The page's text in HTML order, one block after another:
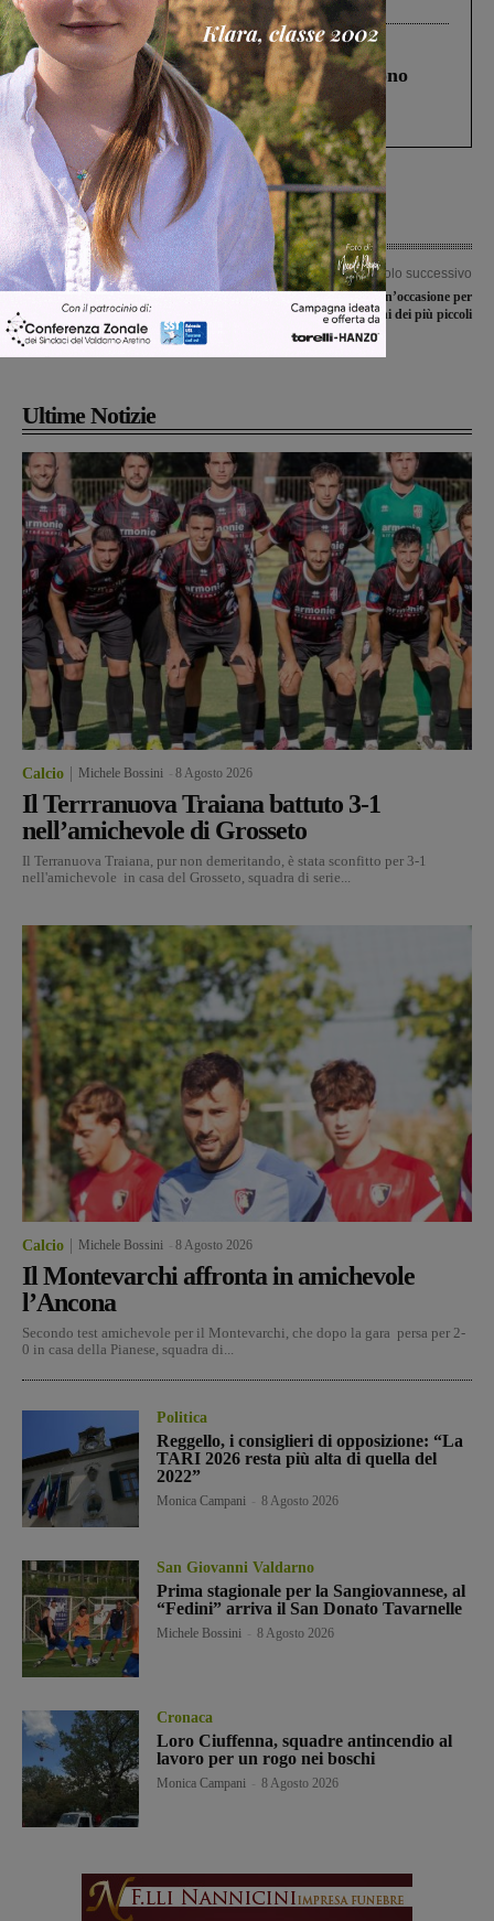
Cronaca 4 Agosto 2026
Un anno fa la strage in A1 in cui morirono
Gianni, Giulia e Franco. Lo schianto, il
processo, lo stop ai sorpassi fra tir....
Articolo precedente
Leona e Ambra a bersaglio nella
ventisettesima giornata in Prima
categoria
Articolo successivo
“Apriti Nido”: un’occasione per
visitare le sezioni dei più piccoli
Ultime Notizie
Calcio Michele Bossini 8 Agosto 2026
Il Terrranuova Traiana battuto 3-1
nell’amichevole di Grosseto
Il Terranuova Traiana, pur non demeritando, è stata sconfitto per 3-1
nell'amichevole in casa del Grosseto, squadra di serie...
Calcio Michele Bossini 8 Agosto 2026
Il Montevarchi affronta in amichevole
l’Ancona
Secondo test amichevole per il Montevarchi, che dopo la gara persa per 2-
0 in casa della Pianese, squadra di...
Politica
Reggello, i consiglieri di opposizione: “La
TARI 2026 resta più alta di quella del
2022”
Monica Campani 8 Agosto 2026
San Giovanni Valdarno
Prima stagionale per la Sangiovannese, al
“Fedini” arriva il San Donato Tavarnelle
Michele Bossini 8 Agosto 2026
Cronaca
Loro Ciuffenna, squadre antincendio al
lavoro per un rogo nei boschi
Monica Campani 8 Agosto 2026